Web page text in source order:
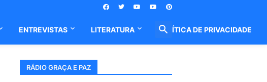
ENTREVISTAS LITERATURA POLÍTICA DE PRIVACIDADE
RÁDIO GRAÇA E PAZ